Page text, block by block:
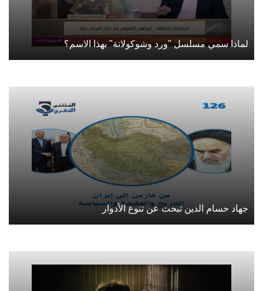
لماذا سمي مسلسل "ورد وشوكولاتة" بهذا الاسم؟
جهاد حسام الدين تبحث عن تنوع الأدوار